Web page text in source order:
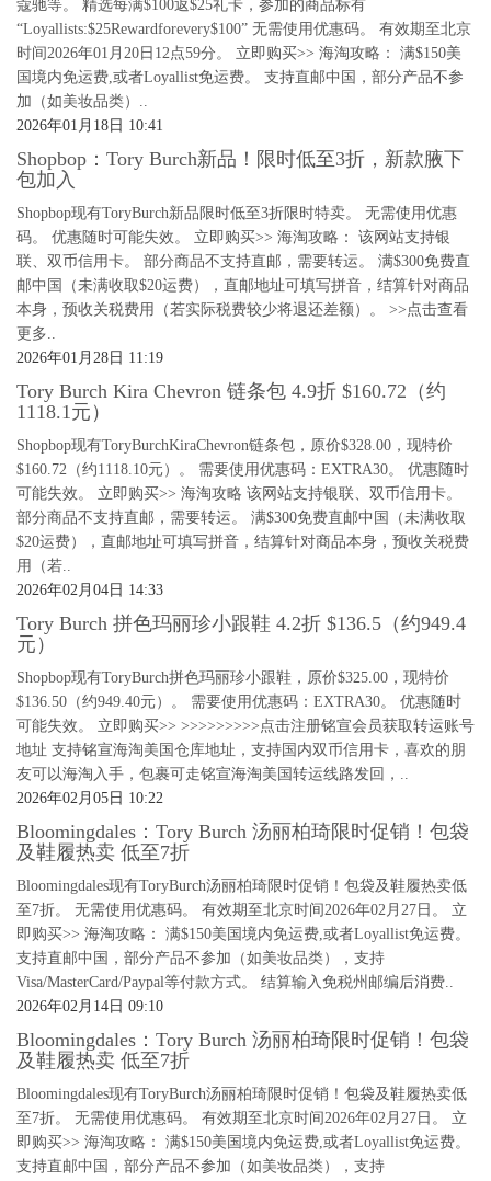
蔻驰等。 精选每满$100返$25礼卡，参加的商品标有
“Loyallists:$25Rewardforevery$100” 无需使用优惠码。 有效期至北京
时间2026年01月20日12点59分。 立即购买>> 海淘攻略： 满$150美
国境内免运费,或者Loyallist免运费。 支持直邮中国，部分产品不参
加（如美妆品类）..
2026年01月18日 10:41
Shopbop：Tory Burch新品！限时低至3折，新款腋下
包加入
Shopbop现有ToryBurch新品限时低至3折限时特卖。 无需使用优惠
码。 优惠随时可能失效。 立即购买>> 海淘攻略： 该网站支持银
联、双币信用卡。 部分商品不支持直邮，需要转运。 满$300免费直
邮中国（未满收取$20运费），直邮地址可填写拼音，结算针对商品
本身，预收关税费用（若实际税费较少将退还差额）。 >>点击查看
更多..
2026年01月28日 11:19
Tory Burch Kira Chevron 链条包 4.9折 $160.72（约
1118.1元）
Shopbop现有ToryBurchKiraChevron链条包，原价$328.00，现特价
$160.72（约1118.10元）。 需要使用优惠码：EXTRA30。 优惠随时
可能失效。 立即购买>> 海淘攻略 该网站支持银联、双币信用卡。
部分商品不支持直邮，需要转运。 满$300免费直邮中国（未满收取
$20运费），直邮地址可填写拼音，结算针对商品本身，预收关税费
用（若..
2026年02月04日 14:33
Tory Burch 拼色玛丽珍小跟鞋 4.2折 $136.5（约949.4
元）
Shopbop现有ToryBurch拼色玛丽珍小跟鞋，原价$325.00，现特价
$136.50（约949.40元）。 需要使用优惠码：EXTRA30。 优惠随时
可能失效。 立即购买>> >>>>>>>>>点击注册铭宣会员获取转运账号
地址 支持铭宣海淘美国仓库地址，支持国内双币信用卡，喜欢的朋
友可以海淘入手，包裹可走铭宣海淘美国转运线路发回，..
2026年02月05日 10:22
Bloomingdales：Tory Burch 汤丽柏琦限时促销！包袋
及鞋履热卖 低至7折
Bloomingdales现有ToryBurch汤丽柏琦限时促销！包袋及鞋履热卖低
至7折。 无需使用优惠码。 有效期至北京时间2026年02月27日。 立
即购买>> 海淘攻略： 满$150美国境内免运费,或者Loyallist免运费。
支持直邮中国，部分产品不参加（如美妆品类），支持
Visa/MasterCard/Paypal等付款方式。 结算输入免税州邮编后消费..
2026年02月14日 09:10
Bloomingdales：Tory Burch 汤丽柏琦限时促销！包袋
及鞋履热卖 低至7折
Bloomingdales现有ToryBurch汤丽柏琦限时促销！包袋及鞋履热卖低
至7折。 无需使用优惠码。 有效期至北京时间2026年02月27日。 立
即购买>> 海淘攻略： 满$150美国境内免运费,或者Loyallist免运费。
支持直邮中国，部分产品不参加（如美妆品类），支持